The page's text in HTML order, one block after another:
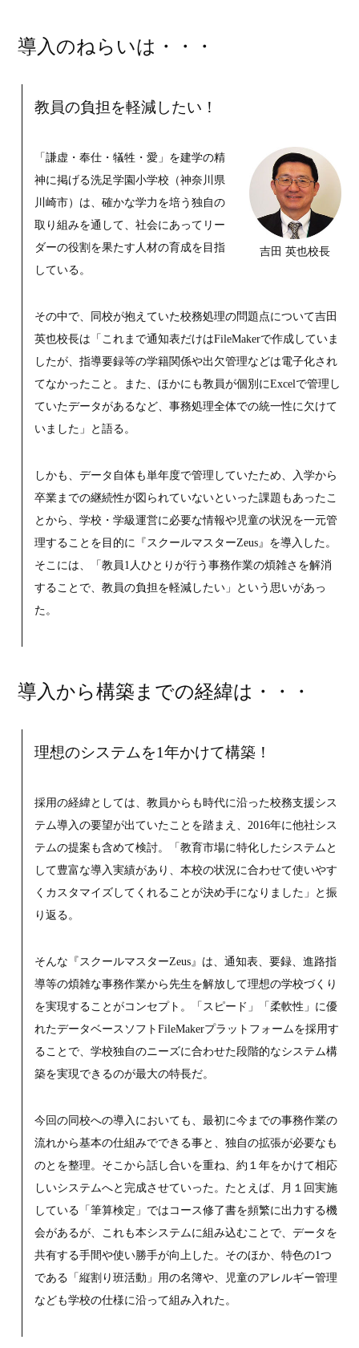
導入のねらいは・・・
教員の負担を軽減したい！
吉田 英也校長
「謙虚・奉仕・犠牲・愛」を建学の精
神に掲げる洗足学園小学校（神奈川県
川崎市）は、確かな学力を培う独自の
取り組みを通して、社会にあってリー
ダーの役割を果たす人材の育成を目指
している。
その中で、同校が抱えていた校務処理の問題点について吉田
英也校長は「これまで通知表だけはFileMakerで作成していま
したが、指導要録等の学籍関係や出欠管理などは電子化され
てなかったこと。また、ほかにも教員が個別にExcelで管理し
ていたデータがあるなど、事務処理全体での統一性に欠けて
いました」と語る。
しかも、データ自体も単年度で管理していたため、入学から
卒業までの継続性が図られていないといった課題もあったこ
とから、学校・学級運営に必要な情報や児童の状況を一元管
理することを目的に『スクールマスターZeus』を導入した。
そこには、「教員1人ひとりが行う事務作業の煩雑さを解消
することで、教員の負担を軽減したい」という思いがあっ
た。
導入から構築までの経緯は・・・
理想のシステムを1年かけて構築！
採用の経緯としては、教員からも時代に沿った校務支援シス
テム導入の要望が出ていたことを踏まえ、2016年に他社シス
テムの提案も含めて検討。「教育市場に特化したシステムと
して豊富な導入実績があり、本校の状況に合わせて使いやす
くカスタマイズしてくれることが決め手になりました」と振
り返る。
そんな『スクールマスターZeus』は、通知表、要録、進路指
導等の煩雑な事務作業から先生を解放して理想の学校づくり
を実現することがコンセプト。「スピード」「柔軟性」に優
れたデータベースソフトFileMakerプラットフォームを採用す
ることで、学校独自のニーズに合わせた段階的なシステム構
築を実現できるのが最大の特長だ。
今回の同校への導入においても、最初に今までの事務作業の
流れから基本の仕組みでできる事と、独自の拡張が必要なも
のとを整理。そこから話し合いを重ね、約１年をかけて相応
しいシステムへと完成させていった。たとえば、月１回実施
している「筆算検定」ではコース修了書を頻繁に出力する機
会があるが、これも本システムに組み込むことで、データを
共有する手間や使い勝手が向上した。そのほか、特色の1つ
である「縦割り班活動」用の名簿や、児童のアレルギー管理
なども学校の仕様に沿って組み入れた。